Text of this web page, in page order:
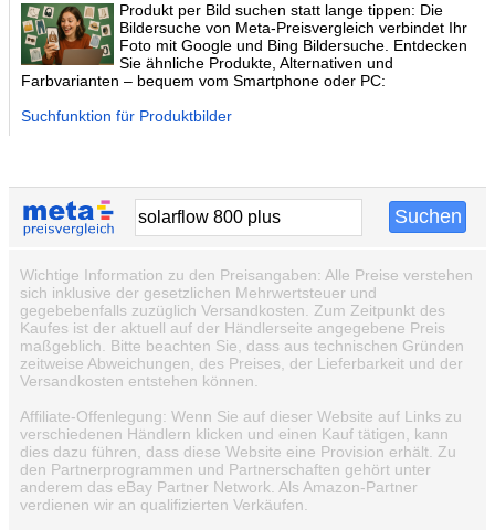
Produkt per Bild suchen statt lange tippen: Die
Bildersuche von Meta-Preisvergleich verbindet Ihr
Foto mit Google und Bing Bildersuche. Entdecken
Sie ähnliche Produkte, Alternativen und
Farbvarianten – bequem vom Smartphone oder PC:
Suchfunktion für Produktbilder
Wichtige Information zu den Preisangaben: Alle Preise verstehen
sich inklusive der gesetzlichen Mehrwertsteuer und
gegebebenfalls zuzüglich Versandkosten. Zum Zeitpunkt des
Kaufes ist der aktuell auf der Händlerseite angegebene Preis
maßgeblich. Bitte beachten Sie, dass aus technischen Gründen
zeitweise Abweichungen, des Preises, der Lieferbarkeit und der
Versandkosten entstehen können.
Affiliate-Offenlegung: Wenn Sie auf dieser Website auf Links zu
verschiedenen Händlern klicken und einen Kauf tätigen, kann
dies dazu führen, dass diese Website eine Provision erhält. Zu
den Partnerprogrammen und Partnerschaften gehört unter
anderem das eBay Partner Network. Als Amazon-Partner
verdienen wir an qualifizierten Verkäufen.